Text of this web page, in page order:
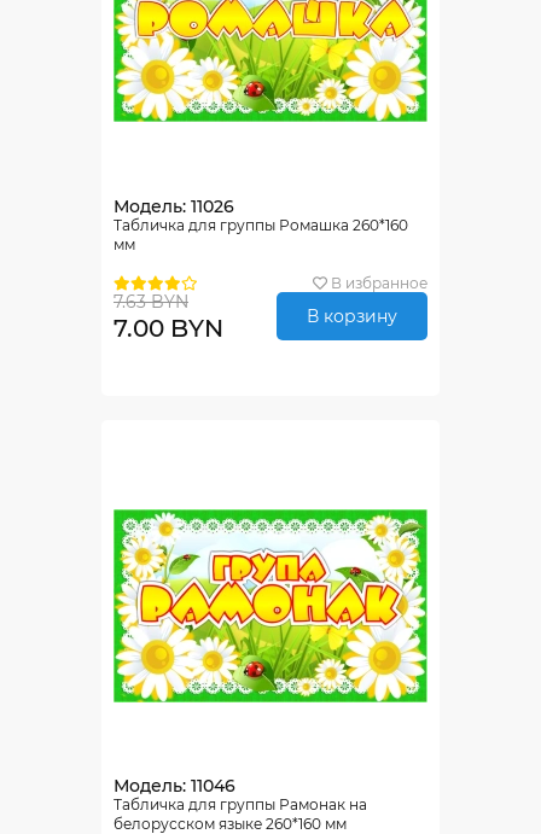
Модель: 11026
Табличка для группы Ромашка 260*160
мм
В избранное
7.63 BYN
7.00 BYN В корзину
Модель: 11046
Табличка для группы Рамонак на
белорусском языке 260*160 мм